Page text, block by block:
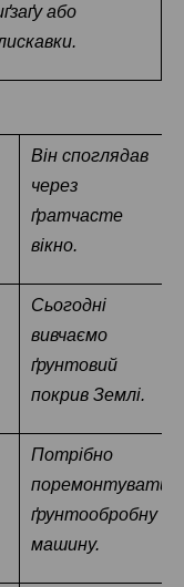
або
Він споглядав
через
ґратчасте
вікно.
Сьогодні
вивчаємо
ґрунтовий
покрив Землі.
Потрібно
поремонтувати
ґрунтообробну
машину.